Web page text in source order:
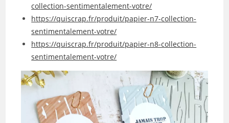
collection-sentimentalement-votre/
https://quiscrap.fr/produit/papier-n7-collection-
sentimentalement-votre/
https://quiscrap.fr/produit/papier-n8-collection-
sentimentalement-votre/